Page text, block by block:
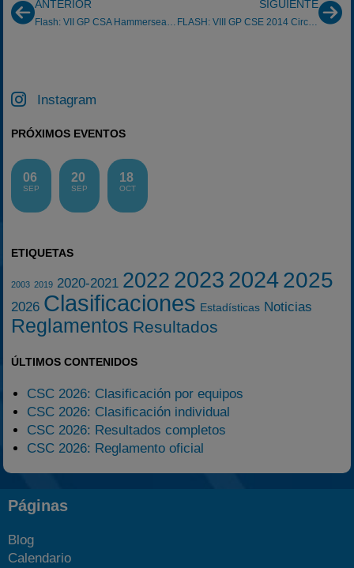
ANTERIOR SIGUIENTE
FLASH: VIII GP CSE 2014 Circuito de Navarra 09/11/2014
Instagram
PRÓXIMOS EVENTOS
06
SEP
20
SEP
18
OCT
ETIQUETAS
2003 2019 2020-2021 2022 2023 20242025
2026 Clasificaciones Estadísticas Noticias
Reglamentos Resultados
ÚLTIMOS CONTENIDOS
CSC 2026: Clasificación por equipos
CSC 2026: Clasificación individual
CSC 2026: Resultados completos
CSC 2026: Reglamento oficial
Páginas
Blog
Calendario